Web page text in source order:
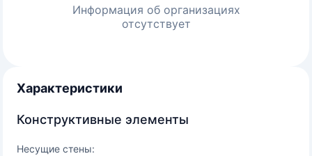
Информация об организациях
отсутствует
Характеристики
Конструктивные элементы
Несущие стены: